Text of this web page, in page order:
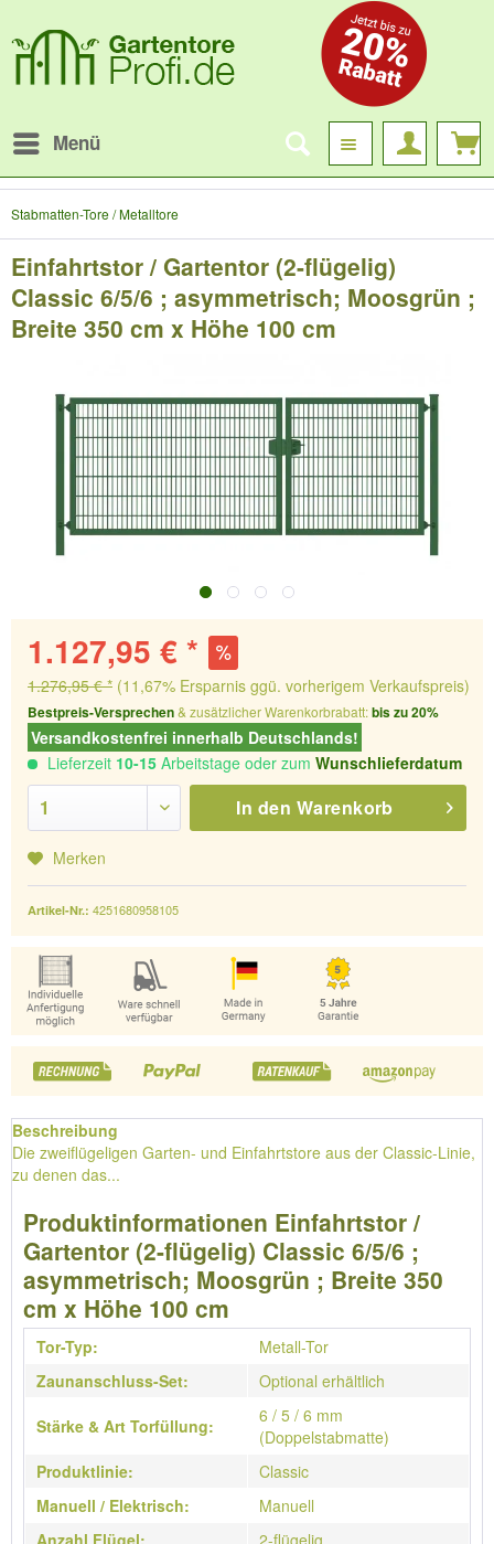
Menü
Stabmatten-Tore / Metalltore
Einfahrtstor / Gartentor (2-flügelig)
Classic 6/5/6 ; asymmetrisch; Moosgrün ;
Breite 350 cm x Höhe 100 cm
1.127,95 € *
1.276,95 € * (11,67% Ersparnis ggü. vorherigem Verkaufspreis)
Bestpreis-Versprechen& zusätzlicher Warenkorbrabatt:bis zu 20%
Versandkostenfrei innerhalb Deutschlands!
Lieferzeit 10-15 Arbeitstage oder zum Wunschlieferdatum
In den Warenkorb
Merken
Artikel-Nr.: 4251680958105
Beschreibung
Die zweiflügeligen Garten- und Einfahrtstore aus der Classic-Linie,
zu denen das...
Produktinformationen Einfahrtstor /
Gartentor (2-flügelig) Classic 6/5/6 ;
asymmetrisch; Moosgrün ; Breite 350
cm x Höhe 100 cm
Tor-Typ:
Metall-Tor
Zaunanschluss-Set:
Optional erhältlich
Stärke & Art Torfüllung:
6 / 5 / 6 mm
(Doppelstabmatte)
Produktlinie:
Classic
Manuell / Elektrisch:
Manuell
Anzahl Flügel:
2-flügelig